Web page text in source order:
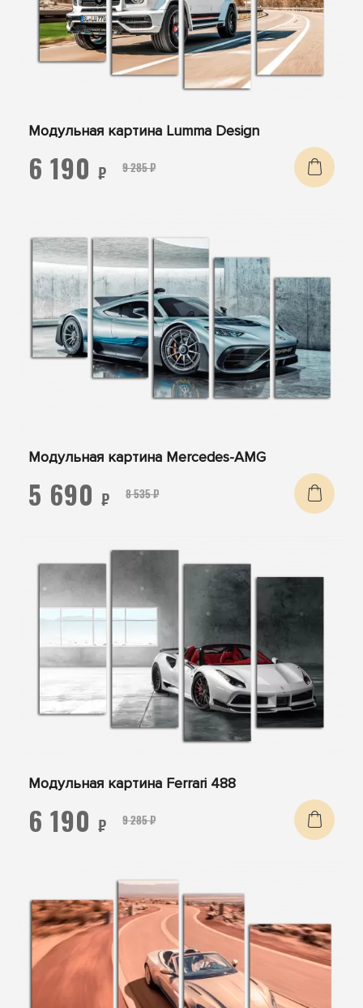
Модульная картина Lumma Design
9 285 ₽
6 190 ₽
Модульная картина Mercedes-AMG
8 535 ₽
5 690 ₽
Модульная картина Ferrari 488
9 285 ₽
6 190 ₽